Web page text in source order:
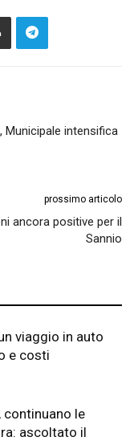
Municipale intensifica
prossimo articolo
ancora positive per il
Sannio
viaggio in auto
e costi
continuano le
ascoltato il